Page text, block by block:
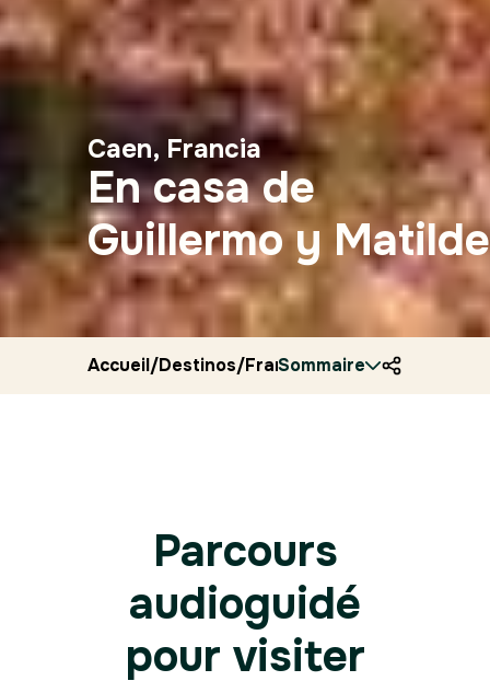
Caen, Francia
En casa de
Guillermo y Matilde
Accueil/Destinos/Francia/Ryocity/Caen
Sommaire
Parcours
audioguidé
pour visiter